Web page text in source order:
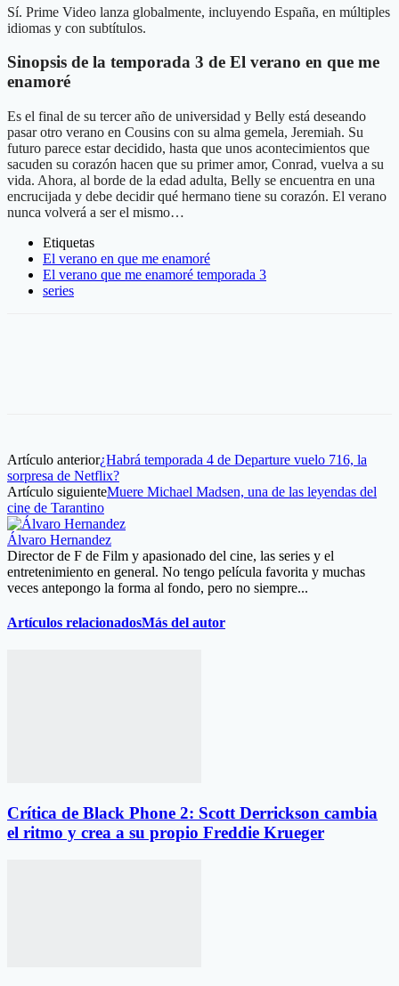
Sí. Prime Video lanza globalmente, incluyendo España, en múltiples
idiomas y con subtítulos.
Sinopsis de la temporada 3 de El verano en que me
enamoré
Es el final de su tercer año de universidad y Belly está deseando
pasar otro verano en Cousins con su alma gemela, Jeremiah. Su
futuro parece estar decidido, hasta que unos acontecimientos que
sacuden su corazón hacen que su primer amor, Conrad, vuelva a su
vida. Ahora, al borde de la edad adulta, Belly se encuentra en una
encrucijada y debe decidir qué hermano tiene su corazón. El verano
nunca volverá a ser el mismo…
Etiquetas
El verano en que me enamoré
El verano que me enamoré temporada 3
series
Artículo anterior¿Habrá temporada 4 de Departure vuelo 716, la
sorpresa de Netflix?
Artículo siguienteMuere Michael Madsen, una de las leyendas del
cine de Tarantino
Álvaro Hernandez
Director de F de Film y apasionado del cine, las series y el
entretenimiento en general. No tengo película favorita y muchas
veces antepongo la forma al fondo, pero no siempre...
Artículos relacionadosMás del autor
Crítica de Black Phone 2: Scott Derrickson cambia
el ritmo y crea a su propio Freddie Krueger